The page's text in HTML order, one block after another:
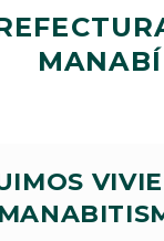
MANABÍ